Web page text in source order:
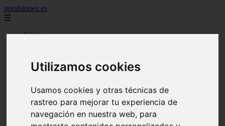
Utilizamos cookies
Usamos cookies y otras técnicas de
rastreo para mejorar tu experiencia de
navegación en nuestra web, para
porahinoes.es
☰
Inicio
arena
benidorm
c cordoba
c entre rios
c generalidades del pais
c mendoza